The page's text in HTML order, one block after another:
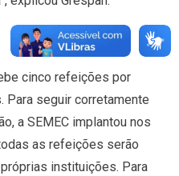
cinco refeições por
Para seguir corretamente
a SEMEC implantou nos
as refeições serão
instituições. Para